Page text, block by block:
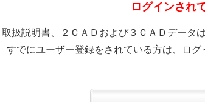
ログインされ
取扱説明書、２ＣＡＤおよび３ＣＡＤデータ
すでにユーザー登録をされている方は、ログ